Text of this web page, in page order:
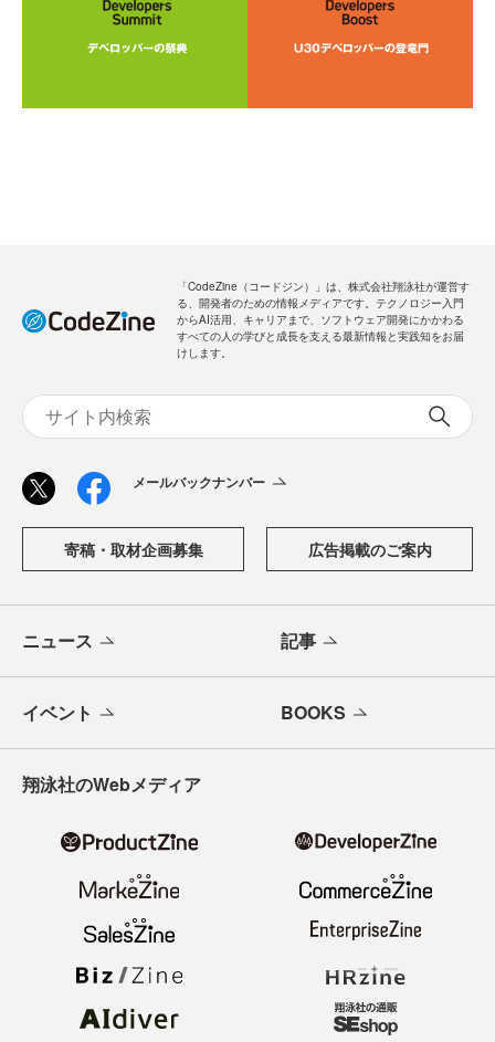
「CodeZine（コードジン）」は、株式会社翔泳社が運営す
る、開発者のための情報メディアです。テクノロジー入門
からAI活用、キャリアまで、ソフトウェア開発にかかわる
すべての人の学びと成長を支える最新情報と実践知をお届
けします。
メールバックナンバー
寄稿・取材企画募集 広告掲載のご案内
ニュース 記事
イベント BOOKS
翔泳社のWebメディア